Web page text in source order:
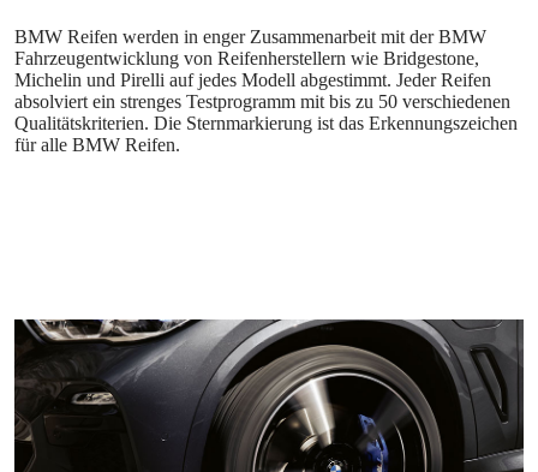
BMW Reifen werden in enger Zusammenarbeit mit der BMW
Fahrzeugentwicklung von Reifenherstellern wie Bridgestone,
Michelin und Pirelli auf jedes Modell abgestimmt. Jeder Reifen
absolviert ein strenges Testprogramm mit bis zu 50 verschiedenen
Qualitätskriterien. Die Sternmarkierung ist das Erkennungszeichen
für alle BMW Reifen.